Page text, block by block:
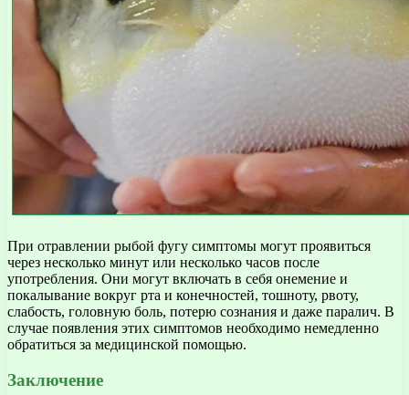
При отравлении рыбой фугу симптомы могут проявиться
через несколько минут или несколько часов после
употребления. Они могут включать в себя онемение и
покалывание вокруг рта и конечностей, тошноту, рвоту,
слабость, головную боль, потерю сознания и даже паралич. В
случае появления этих симптомов необходимо немедленно
обратиться за медицинской помощью.
Заключение